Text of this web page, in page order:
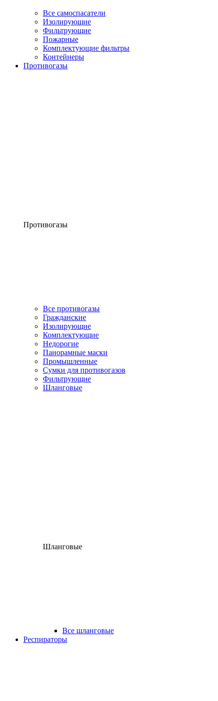
Все самоспасатели
Изолирующие
Фильтрующие
Пожарные
Комплектующие фильтры
Контейнеры
Противогазы
Противогазы
Все противогазы
Гражданские
Изолирующие
Комплектующие
Недорогие
Панорамные маски
Промышленные
Сумки для противогазов
Фильтрующие
Шланговые
Шланговые
Все шланговые
Респираторы